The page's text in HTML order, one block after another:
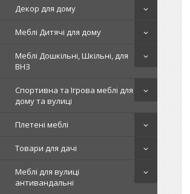
Декор для дому
Меблі Дитячі для дому
Меблі Дошкільні, Шкільні, для
ВНЗ
Спортивна та Ігрова меблі для
дому та вулиці
Плетені меблі
Товари для дачі
Меблі для вулиці
антивандальні